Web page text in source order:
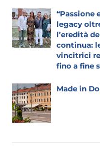
“Passione
legacy
l’eredità
continua:
vincitrici
fino a fine
Made in